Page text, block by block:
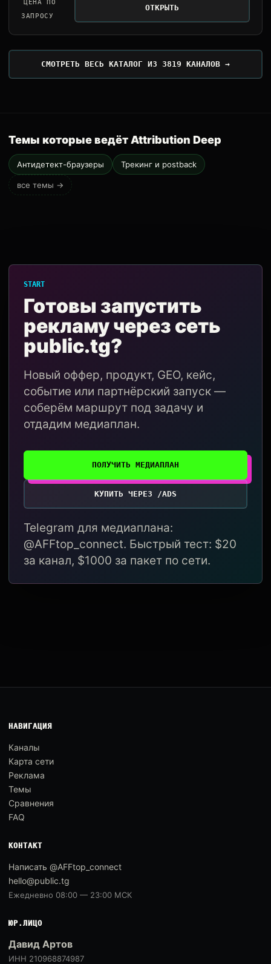
ЦЕНА ПО
ЗАПРОСУ
ОТКРЫТЬ
СМОТРЕТЬ ВЕСЬ КАТАЛОГ ИЗ 3819 КАНАЛОВ →
Темы которые ведёт Attribution Deep
Антидетект-браузеры Трекинг и postback
все темы →
START
Готовы запустить
рекламу через сеть
public.tg?
Новый оффер, продукт, GEO, кейс,
событие или партнёрский запуск —
соберём маршрут под задачу и
отдадим медиаплан.
ПОЛУЧИТЬ МЕДИАПЛАН
КУПИТЬ ЧЕРЕЗ /ADS
Telegram для медиаплана:
@AFFtop_connect. Быстрый тест: $20
за канал, $1000 за пакет по сети.
НАВИГАЦИЯ
Каналы
Карта сети
Реклама
Темы
Сравнения
FAQ
КОНТАКТ
Написать @AFFtop_connect
hello@public.tg
Ежедневно 08:00 — 23:00 МСК
ЮР.ЛИЦО
Давид Артов
ИНН 210968874987